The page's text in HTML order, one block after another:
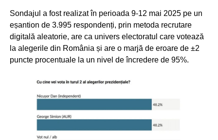
Sondajul a fost realizat în perioada 9-12 mai 2025 pe un
eșantion de 3.995 respondenți, prin metoda recrutare
digitală aleatorie, are ca univers electoratul care votează
la alegerile din România și are o marjă de eroare de ±2
puncte procentuale la un nivel de încredere de 95%.